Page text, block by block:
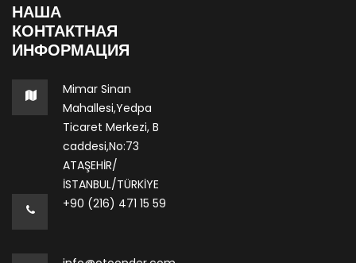
НАША
КОНТАКТНАЯ
ИНФОРМАЦИЯ
Mimar Sinan
Mahallesi,Yedpa
Ticaret Merkezi, B
caddesi,No:73
ATAŞEHİR/
İSTANBUL/TÜRKİYE
+90 (216) 471 15 59